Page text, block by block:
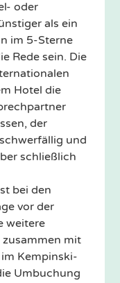
oder
als ein
im 5-Sterne
Rede sein. Die
Hotel die
der
und
schließlich
bei den
vor der
weitere
mit
Kempinski-
Umbuchung